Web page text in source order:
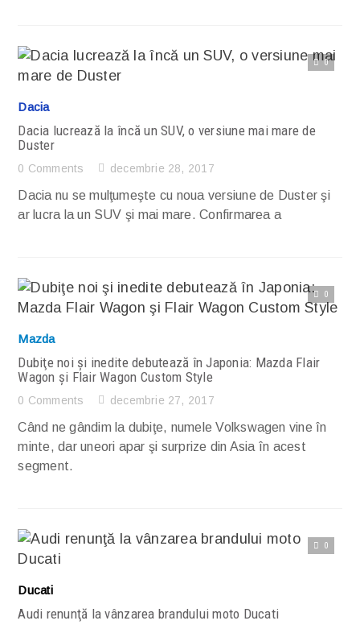
0
Citește articolul complet
Dacia
Dacia lucrează la încă un SUV, o versiune mai mare de
Duster
0 Comments decembrie 28, 2017
Dacia nu se mulţumeşte cu noua versiune de Duster şi
ar lucra la un SUV şi mai mare. Confirmarea a
0
Mazda
Dubiţe noi şi inedite debutează în Japonia: Mazda Flair
Wagon şi Flair Wagon Custom Style
0 Comments decembrie 27, 2017
Când ne gândim la dubiţe, numele Volkswagen vine în
minte, dar uneori apar şi surprize din Asia în acest
segment.
0
Ducati
Audi renunţă la vânzarea brandului moto Ducati